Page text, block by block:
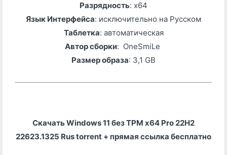
Разрядность: x64
Язык Интерфейса: исключительно на Русском
Таблетка: автоматическая
Автор сборки: OneSmiLe
Размер образа: 3,1 GB
Скачать Windows 11 без TPM x64 Pro 22H2
22623.1325 Rus torrent + прямая ссылка бесплатно